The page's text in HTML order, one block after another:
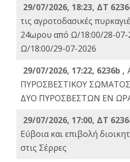
29/07/2026, 18:23, ΔΤ
τις αγροτοδασικές
24ωρου από Ω/18:00/28-07-
Ω/18:00/29-07-2026
29/07/2026, 17:22, 6236b ,
ΠΥΡΟΣΒΕΣΤΙΚΟΥ
ΔΥΟ ΠΥΡΟΣΒΕΣΤΩΝ ΕΝ
29/07/2026, 17:00, ΔΤ
Εύβοια και επιβολή
στις Σέρρες